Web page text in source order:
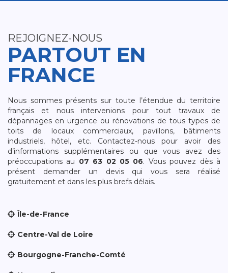
REJOIGNEZ-NOUS
PARTOUT EN
FRANCE
Nous sommes présents sur toute l’étendue du territoire
français et nous intervenions pour tout travaux de
dépannages en urgence ou rénovations de tous types de
toits de locaux commerciaux, pavillons, bâtiments
industriels, hôtel, etc. Contactez-nous pour avoir des
d’informations supplémentaires ou que vous avez des
préoccupations au 07 63 02 05 06. Vous pouvez dès à
présent demander un devis qui vous sera réalisé
gratuitement et dans les plus brefs délais.
Île-de-France
Centre-Val de Loire
Bourgogne-Franche-Comté